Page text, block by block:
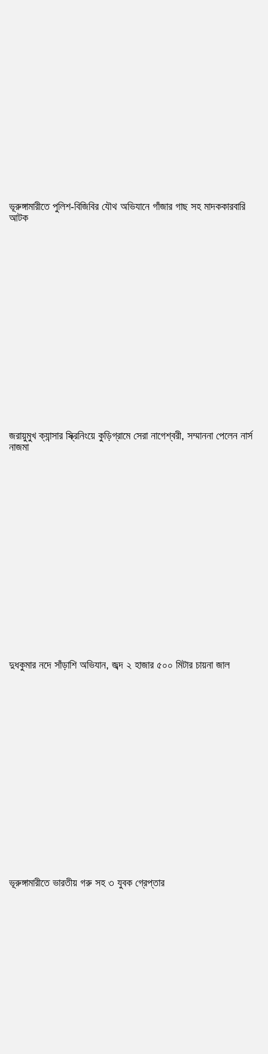
ভূরুঙ্গামারীতে পুলিশ-বিজিবির যৌথ অভিযানে গাঁজার গাছ সহ মাদককারবারি
আটক
জরায়ুমুখ ক্যান্সার স্ক্রিনিংয়ে কুড়িগ্রামে সেরা নাগেশ্বরী, সম্মাননা পেলেন নার্স
নাজমা
দুধকুমার নদে সাঁড়াশি অভিযান, জব্দ ২ হাজার ৫০০ মিটার চায়না জাল
ভূরুঙ্গামারীতে ভারতীয় গরু সহ ৩ যুবক গ্রেপ্তার